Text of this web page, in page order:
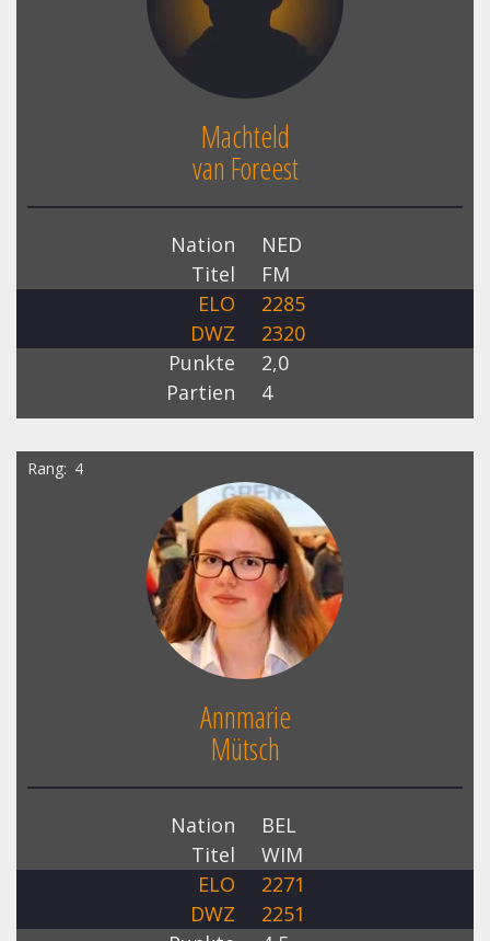
Machteld
van Foreest
Nation
NED
Titel
FM
ELO
2285
DWZ
2320
Punkte
2,0
Partien
4
Rang 4
Annmarie
Mütsch
Nation
BEL
Titel
WIM
ELO
2271
DWZ
2251